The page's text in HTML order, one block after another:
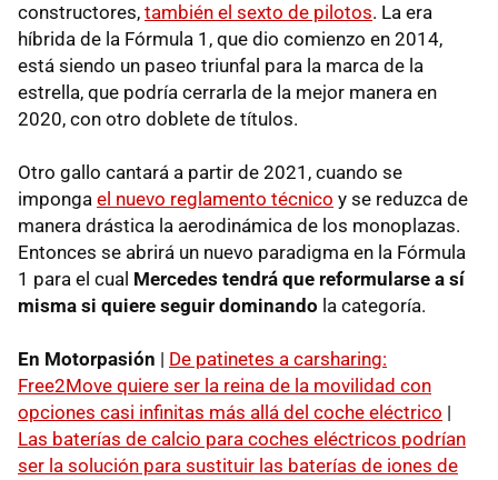
constructores, también el sexto de pilotos. La era
híbrida de la Fórmula 1, que dio comienzo en 2014,
está siendo un paseo triunfal para la marca de la
estrella, que podría cerrarla de la mejor manera en
2020, con otro doblete de títulos.
Otro gallo cantará a partir de 2021, cuando se
imponga el nuevo reglamento técnico y se reduzca de
manera drástica la aerodinámica de los monoplazas.
Entonces se abrirá un nuevo paradigma en la Fórmula
1 para el cual Mercedes tendrá que reformularse a sí
misma si quiere seguir dominando la categoría.
En Motorpasión | De patinetes a carsharing:
Free2Move quiere ser la reina de la movilidad con
opciones casi infinitas más allá del coche eléctrico |
Las baterías de calcio para coches eléctricos podrían
ser la solución para sustituir las baterías de iones de